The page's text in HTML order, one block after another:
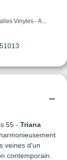
Vinyles - A...
55 - Triana
veines d’un
contemporain.